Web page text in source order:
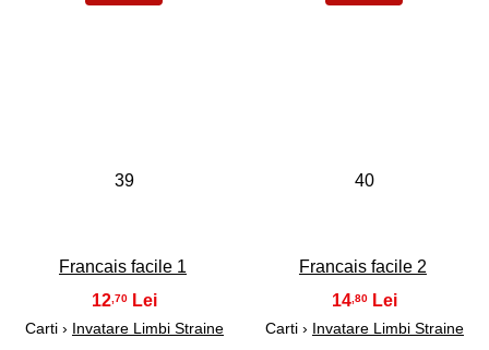
39
Francais facile 1
12 ,70
Carti › Invatare Limbi Straine
40
Francais facile 2
14 ,80
Carti › Invatare Limbi Straine